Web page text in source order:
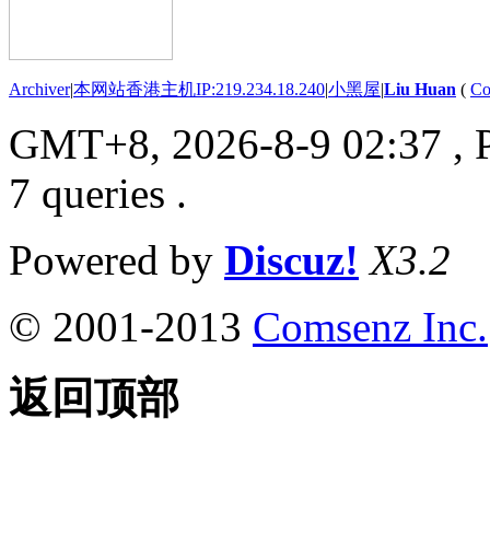
Archiver|本网站香港主机IP:219.234.18.240|小黑屋|Liu Huan (
GMT+8, 2026-8-9 02:37 ,
7 queries .
Powered by Discuz! X3.2
© 2001-2013 Comsenz Inc.
返回顶部